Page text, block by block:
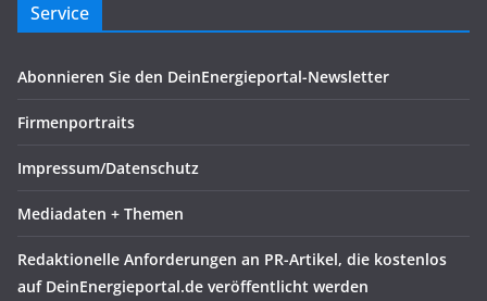
Service
Abonnieren Sie den DeinEnergieportal-Newsletter
Firmenportraits
Impressum/Datenschutz
Mediadaten + Themen
Redaktionelle Anforderungen an PR-Artikel, die kostenlos
auf DeinEnergieportal.de veröffentlicht werden